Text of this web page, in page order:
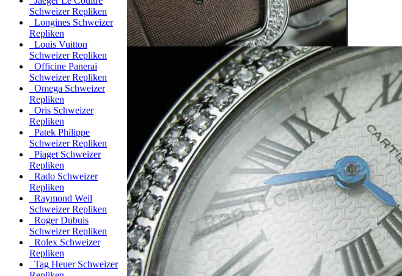
Schweizer Repliken
Longines Schweizer
Repliken
Louis Vuitton
Schweizer Repliken
Officine Panerai
Schweizer Repliken
Omega Schweizer
Repliken
Oris Schweizer
Repliken
Patek Philippe
Schweizer Repliken
Piaget Schweizer
Repliken
Rado Schweizer
Repliken
Raymond Weil
Schweizer Repliken
Roger Dubuis
Schweizer Repliken
Rolex Schweizer
Repliken
Tag Heuer Schweizer